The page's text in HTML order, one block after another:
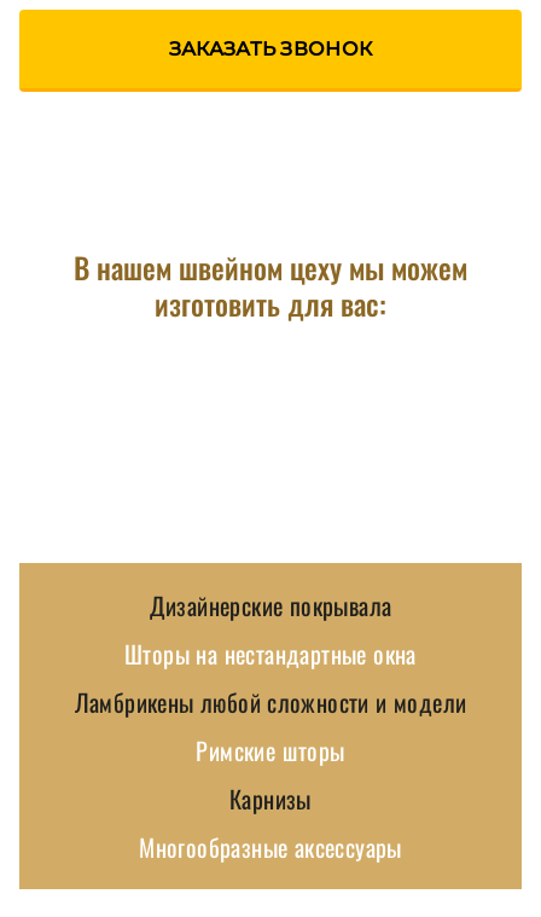
ЗАКАЗАТЬ ЗВОНОК
В нашем швейном цеху мы можем
изготовить для вас:
Дизайнерские покрывала
Шторы на нестандартные окна
Ламбрикены любой сложности и модели
Римские шторы
Карнизы
Многообразные аксессуары